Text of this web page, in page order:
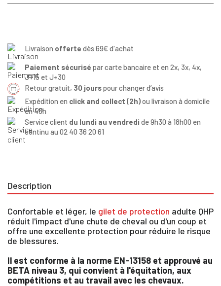
Livraison offerte dès 69€ d'achat
Paiement sécurisé par carte bancaire et en 2x, 3x, 4x,
J+15 et J+30
Retour gratuit, 30 jourspour changer d’avis
Expédition en click and collect (2h)ou livraison à domicile
en 48h
Service client du lundi au vendredi de 9h30 à 18h00 en
continu au 02 40 36 20 61
Description
Confortable et léger, le gilet de protection adulte QHP
réduit l'impact d'une chute de cheval ou d'un coup et
offre une excellente protection pour réduire le risque
de blessures.
Il est conforme à la norme EN-13158 et approuvé au
BETA niveau 3, qui convient à l'équitation, aux
compétitions et au travail avec les chevaux.